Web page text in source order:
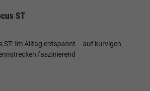
ST
ST: Im Alltag entspannt – auf kurvigen
faszinierend